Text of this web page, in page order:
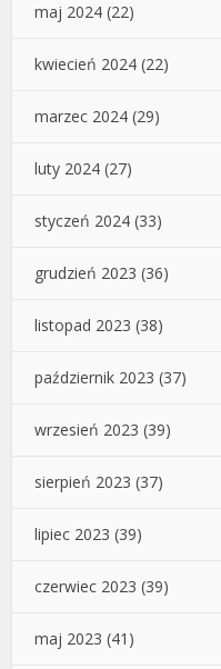
maj 2024 (22)
kwiecień 2024 (22)
marzec 2024 (29)
luty 2024 (27)
styczeń 2024 (33)
grudzień 2023 (36)
listopad 2023 (38)
październik 2023 (37)
wrzesień 2023 (39)
sierpień 2023 (37)
lipiec 2023 (39)
czerwiec 2023 (39)
maj 2023 (41)